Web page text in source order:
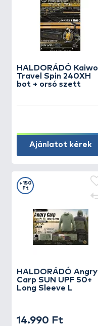
HALDORÁDÓ Kaiwo
Travel Spin 240XH
bot + orsó szett
Ajánlatot kérek
HALDORÁDÓ Angry
Carp SUN UPF 50+
Long Sleeve L
+150
Ft
14.990 Ft